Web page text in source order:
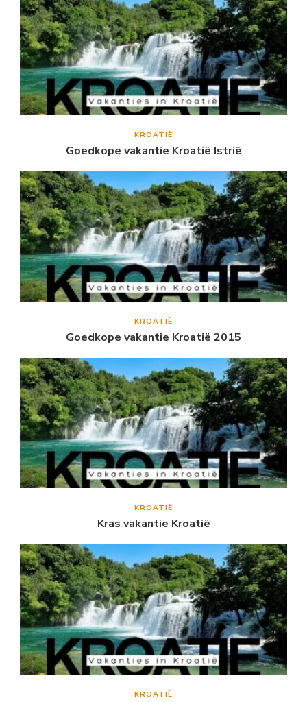
KROATIË
Goedkope vakantie Kroatië Istrië
KROATIË
Goedkope vakantie Kroatië 2015
KROATIË
Kras vakantie Kroatië
KROATIË